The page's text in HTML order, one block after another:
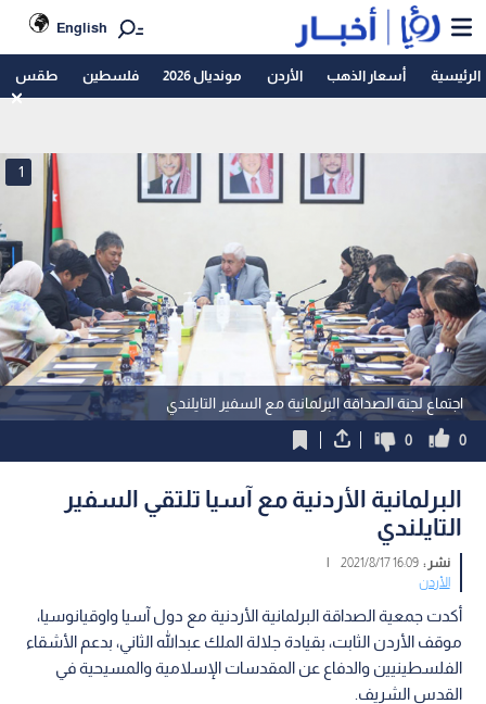
English
الرئيسية أسعار الذهب الأردن مونديال 2026 فلسطين طقس
اجتماع لجنة الصداقة البرلمانية مع السفير التايلندي
1
0
0
البرلمانية الأردنية مع آسيا تلتقي السفير
التايلندي
نشر :16:09 2021/8/17
|
الأردن
أكدت جمعية الصداقة البرلمانية الأردنية مع دول آسيا واوقيانوسيا،
موقف الأردن الثابت، بقيادة جلالة الملك عبدالله الثاني، بدعم الأشقاء
الفلسطينيين والدفاع عن المقدسات الإسلامية والمسيحية في
القدس الشريف.